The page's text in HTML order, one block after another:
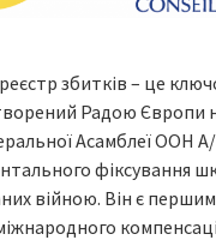
збитків – це
Радою Європи
Асамблеї ООН
фіксування
війною. Він є